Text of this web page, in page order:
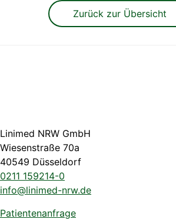
Zurück zur Übersicht
Linimed NRW GmbH
Wiesenstraße 70a
40549 Düsseldorf
0211 159214-0
info@linimed-nrw.de
Patientenanfrage